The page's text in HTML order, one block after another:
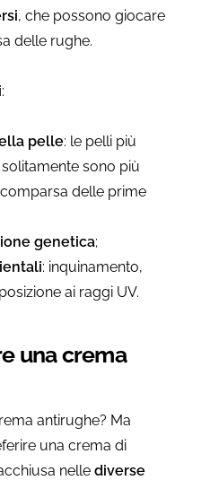
, che possono giocare
delle rughe.
:
pelle: le pelli più
sono più
delle prime
genetica;
: inquinamento,
ai raggi UV.
una crema
antirughe? Ma
una crema di
nelle diverse